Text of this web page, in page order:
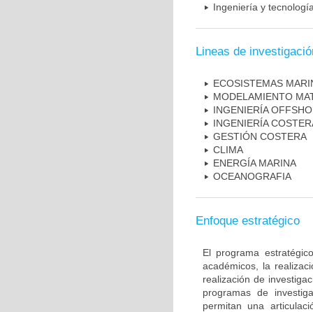
Ingeniería y
Lineas de
ECOSISTEMAS
MODELAMIENTO
INGENIERÍA
INGENIERÍA
GESTIÓN COSTERA
CLIMA
ENERGÍA MARINA
OCEANOGRAFIA
Enfoque estratégico
El programa
académicos, la
realización de
programas de
permitan una